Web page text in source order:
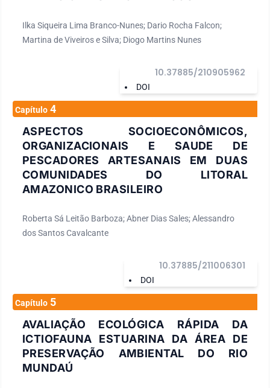
Ilka Siqueira Lima Branco-Nunes; Dario Rocha Falcon;
Martina de Viveiros e Silva; Diogo Martins Nunes
DOI
10.37885/210905962
Capítulo 4
ASPECTOS SOCIOECONÔMICOS,
ORGANIZACIONAIS E SAUDE DE
PESCADORES ARTESANAIS EM DUAS
COMUNIDADES DO LITORAL
AMAZONICO BRASILEIRO
Roberta Sá Leitão Barboza; Abner Dias Sales; Alessandro
dos Santos Cavalcante
DOI
10.37885/211006301
Capítulo 5
AVALIAÇÃO ECOLÓGICA RÁPIDA DA
ICTIOFAUNA ESTUARINA DA ÁREA DE
PRESERVAÇÃO AMBIENTAL DO RIO
MUNDAÚ